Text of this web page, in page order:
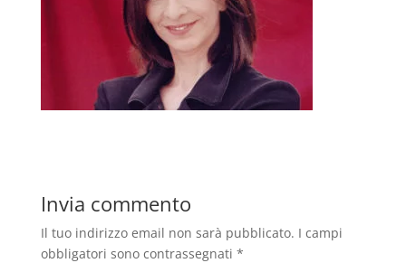
Invia commento
Il tuo indirizzo email non sarà pubblicato. I campi
obbligatori sono contrassegnati *